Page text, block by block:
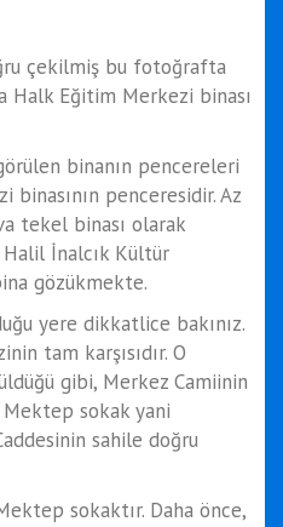
çekilmiş bu fotoğrafta
Halk Eğitim Merkezi binası
binanın pencereleri
penceresidir. Az
tekel binası olarak
Halil İnalcık Kültür
gözükmekte.
yere dikkatlice bakınız.
tam karşısıdır. O
gibi, Merkez Camiinin
sokak yani
sahile doğru
sokaktır. Daha önce,